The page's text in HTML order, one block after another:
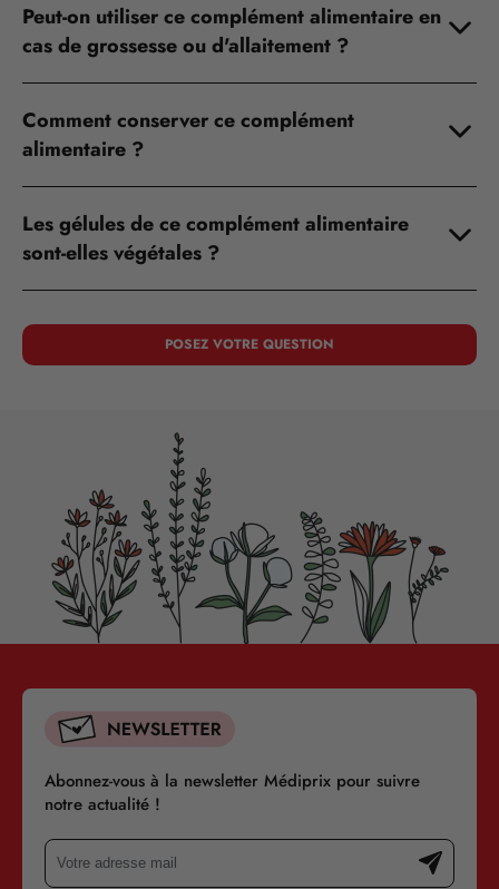
Peut-on utiliser ce complément alimentaire en
cas de grossesse ou d'allaitement ?
Comment conserver ce complément
alimentaire ?
Les gélules de ce complément alimentaire
sont-elles végétales ?
POSEZ VOTRE QUESTION
Abonnez-vous à la newsletter Médiprix pour suivre
notre actualité !